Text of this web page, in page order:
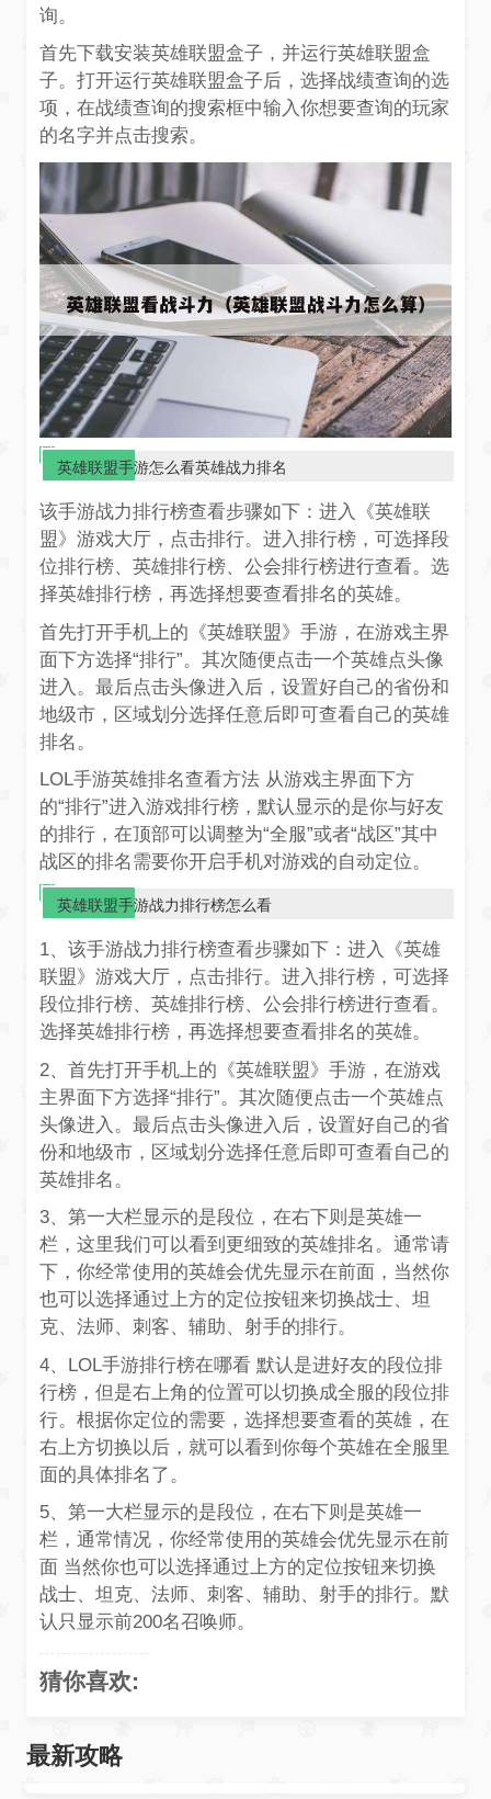
询。
首先下载安装英雄联盟盒子，并运行英雄联盟盒
子。打开运行英雄联盟盒子后，选择战绩查询的选
项，在战绩查询的搜索框中输入你想要查询的玩家
的名字并点击搜索。
英雄联盟手游怎么看英雄战力排名
该手游战力排行榜查看步骤如下：进入《英雄联
盟》游戏大厅，点击排行。进入排行榜，可选择段
位排行榜、英雄排行榜、公会排行榜进行查看。选
择英雄排行榜，再选择想要查看排名的英雄。
首先打开手机上的《英雄联盟》手游，在游戏主界
面下方选择“排行”。其次随便点击一个英雄点头像
进入。最后点击头像进入后，设置好自己的省份和
地级市，区域划分选择任意后即可查看自己的英雄
排名。
LOL手游英雄排名查看方法 从游戏主界面下方
的“排行”进入游戏排行榜，默认显示的是你与好友
的排行，在顶部可以调整为“全服”或者“战区”其中
战区的排名需要你开启手机对游戏的自动定位。
英雄联盟手游战力排行榜怎么看
1、该手游战力排行榜查看步骤如下：进入《英雄
联盟》游戏大厅，点击排行。进入排行榜，可选择
段位排行榜、英雄排行榜、公会排行榜进行查看。
选择英雄排行榜，再选择想要查看排名的英雄。
2、首先打开手机上的《英雄联盟》手游，在游戏
主界面下方选择“排行”。其次随便点击一个英雄点
头像进入。最后点击头像进入后，设置好自己的省
份和地级市，区域划分选择任意后即可查看自己的
英雄排名。
3、第一大栏显示的是段位，在右下则是英雄一
栏，这里我们可以看到更细致的英雄排名。通常请
下，你经常使用的英雄会优先显示在前面，当然你
也可以选择通过上方的定位按钮来切换战士、坦
克、法师、刺客、辅助、射手的排行。
4、LOL手游排行榜在哪看 默认是进好友的段位排
行榜，但是右上角的位置可以切换成全服的段位排
行。根据你定位的需要，选择想要查看的英雄，在
右上方切换以后，就可以看到你每个英雄在全服里
面的具体排名了。
5、第一大栏显示的是段位，在右下则是英雄一
栏，通常情况，你经常使用的英雄会优先显示在前
面 当然你也可以选择通过上方的定位按钮来切换
战士、坦克、法师、刺客、辅助、射手的排行。默
认只显示前200名召唤师。
猜你喜欢:
最新攻略